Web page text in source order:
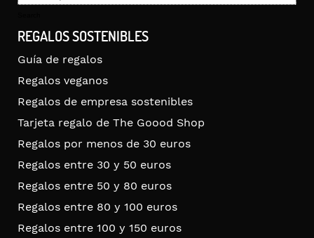
REGALOS SOSTENIBLES
Guía de regalos
Regalos veganos
Regalos de empresa sostenibles
Tarjeta regalo de The Goood Shop
Regalos por menos de 30 euros
Regalos entre 30 y 50 euros
Regalos entre 50 y 80 euros
Regalos entre 80 y 100 euros
Regalos entre 100 y 150 euros